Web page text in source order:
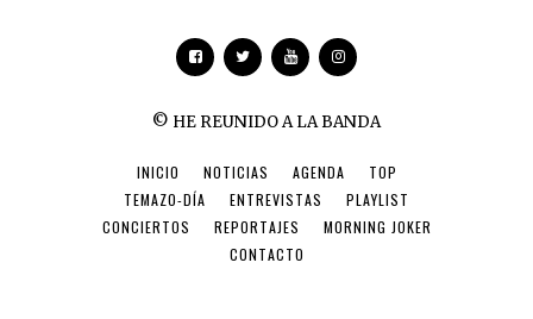
© HE REUNIDO A LA BANDA
INICIO NOTICIAS AGENDA
TOP
TEMAZO-DÍA
ENTREVISTAS
PLAYLIST
CONCIERTOS
REPORTAJES
MORNING JOKER
CONTACTO